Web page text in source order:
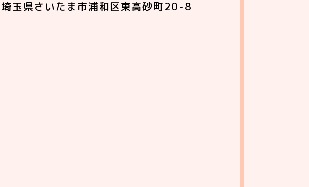
埼玉県さいたま市浦和区東高砂町20-8